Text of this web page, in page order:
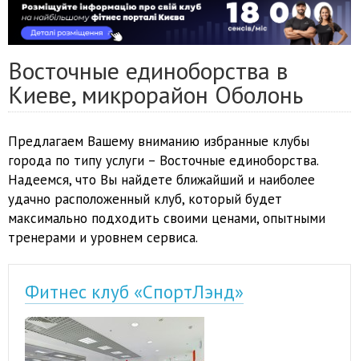
Восточные единоборства в
Киеве, микрорайон Оболонь
Предлагаем Вашему вниманию избранные клубы
города по типу услуги – Восточные единоборства.
Надеемся, что Вы найдете ближайший и наиболее
удачно расположенный клуб, который будет
максимально подходить своими ценами, опытными
тренерами и уровнем сервиса.
Фитнес клуб «СпортЛэнд»